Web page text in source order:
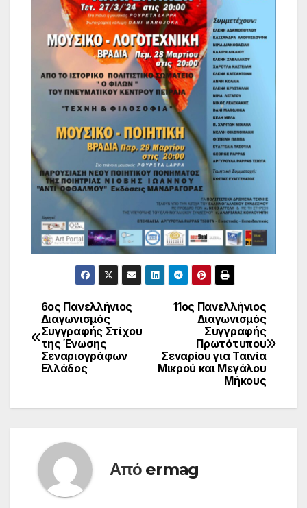
Πλοήγηση
άρθρων
11oς Πανελλήνιος
Διαγωνισμός
Συγγραφής
Πρωτότυπου
Σεναρίου για Ταινία
Μικρού και Μεγάλου
Μήκους
6ος Πανελλήνιος
Διαγωνισμός
Συγγραφής Στίχου
της Ένωσης
Σεναριογράφων
Ελλάδος
Από ermag